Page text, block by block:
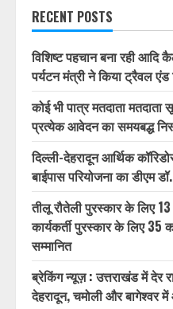
RECENT POSTS
विशिष्ट पहचान बना रही आदि
पर्यटन मंत्री ने किया ट्रैवल
कोई भी पात्र मतदाता
प्रत्येक आवेदन का समयबद्ध
दिल्ली-देहरादून आर्थिक
बाईपास परियोजना का डीएम
तीलू रौतेली पुरस्कार के लिए
कार्यकर्ती पुरस्कार के लिए 35
सम्मानित
ब्रेकिंग न्यूज़ : उत्तराखंड में देर
देहरादून, चमोली और बागेश्वर